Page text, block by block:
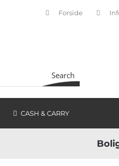
Forside
Search
CASH & CARRY